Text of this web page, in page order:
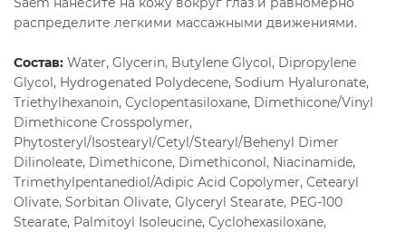
распределите легкими массажными движениями.
Состав: Water, Glycerin, Butylene Glycol, Dipropylene
Glycol, Hydrogenated Polydecene, Sodium Hyaluronate,
Triethylhexanoin, Cyclopentasiloxane, Dimethicone/Vinyl
Dimethicone Crosspolymer,
Phytosteryl/Isostearyl/Cetyl/Stearyl/Behenyl Dimer
Dilinoleate, Dimethicone, Dimethiconol, Niacinamide,
Trimethylpentanediol/Adipic Acid Copolymer, Cetearyl
Olivate, Sorbitan Olivate, Glyceryl Stearate, PEG-100
Stearate, Palmitoyl Isoleucine, Cyclohexasiloxane,